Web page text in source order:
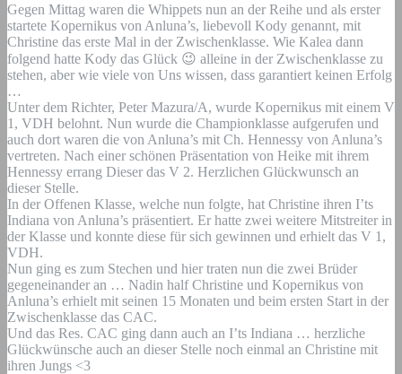
Gegen Mittag waren die Whippets nun an der Reihe und als erster
startete Kopernikus von Anluna’s, liebevoll Kody genannt, mit
Christine das erste Mal in der Zwischenklasse. Wie Kalea dann
folgend hatte Kody das Glück 😉 alleine in der Zwischenklasse zu
stehen, aber wie viele von Uns wissen, dass garantiert keinen Erfolg
…
Unter dem Richter, Peter Mazura/A, wurde Kopernikus mit einem V
1, VDH belohnt. Nun wurde die Championklasse aufgerufen und
auch dort waren die von Anluna’s mit Ch. Hennessy von Anluna’s
vertreten. Nach einer schönen Präsentation von Heike mit ihrem
Hennessy errang Dieser das V 2. Herzlichen Glückwunsch an
dieser Stelle.
In der Offenen Klasse, welche nun folgte, hat Christine ihren I’ts
Indiana von Anluna’s präsentiert. Er hatte zwei weitere Mitstreiter in
der Klasse und konnte diese für sich gewinnen und erhielt das V 1,
VDH.
Nun ging es zum Stechen und hier traten nun die zwei Brüder
gegeneinander an … Nadin half Christine und Kopernikus von
Anluna’s erhielt mit seinen 15 Monaten und beim ersten Start in der
Zwischenklasse das CAC.
Und das Res. CAC ging dann auch an I’ts Indiana … herzliche
Glückwünsche auch an dieser Stelle noch einmal an Christine mit
ihren Jungs <3